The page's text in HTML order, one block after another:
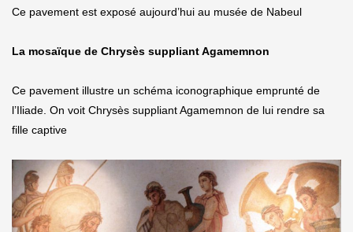
Ce pavement est exposé aujourd’hui au musée de Nabeul
La mosaïque de Chrysès suppliant Agamemnon
Ce pavement illustre un schéma iconographique emprunté de
l’Iliade. On voit Chrysès suppliant Agamemnon de lui rendre sa
fille captive